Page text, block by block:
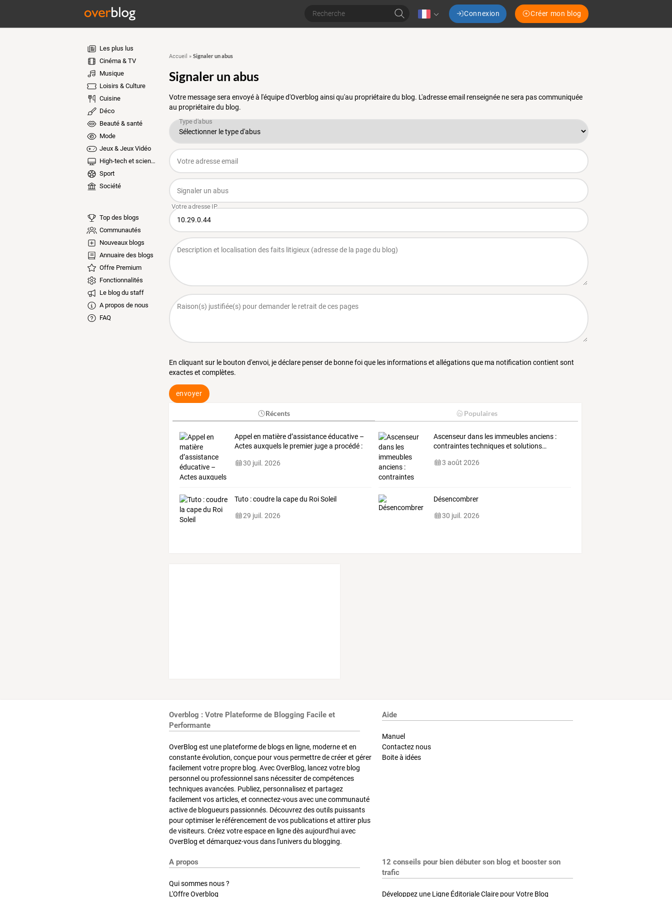
Connexion Créer mon blog
Les plus lus
Cinéma & TV
Musique
Loisirs & Culture
Cuisine
Déco
Beauté & santé
Mode
Jeux & Jeux Vidéo
High-tech et sciences
Sport
Société
Top des blogs
Communautés
Nouveaux blogs
Annuaire des blogs
Offre Premium
Fonctionnalités
Le blog du staff
A propos de nous
FAQ
Accueil » Signaler un abus
Signaler un abus
Votre message sera envoyé à l'équipe d'Overblog ainsi qu'au propriétaire du blog. L'adresse email renseignée ne sera pas communiquée
au propriétaire du blog.
En cliquant sur le bouton d'envoi, je déclare penser de bonne foi que les informations et allégations que ma notification contient sont
exactes et complètes.
envoyer
Récents Populaires
Appel en matièred’assistanceéducative–
Actesauxquelslepremierjugea procédé:
30 juil. 2026
Ascenseurdans les immeublesanciens :
contraintestechniqueset solutions…
3 août 2026
Tuto : coudre la cape du Roi Soleil
29 juil. 2026
Désencombrer
30 juil. 2026
Overblog : Votre Plateforme de Blogging Facile et
Performante
OverBlog est une plateforme de blogs en ligne, moderne et en
constante évolution, conçue pour vous permettre de créer et gérer
facilement votre propre blog. Avec OverBlog, lancez votre blog
personnel ou professionnel sans nécessiter de compétences
techniques avancées. Publiez, personnalisez et partagez
facilement vos articles, et connectez-vous avec une communauté
active de blogueurs passionnés. Découvrez des outils puissants
pour optimiser le référencement de vos publications et attirer plus
de visiteurs. Créez votre espace en ligne dès aujourd'hui avec
OverBlog et démarquez-vous dans l'univers du blogging.
Aide
Manuel
Contactez nous
Boite à idées
A propos
Qui sommes nous ?
L'Offre Overblog
12 conseils pour bien débuter son blog et booster son
trafic
Développez une Ligne Éditoriale Claire pour Votre Blog